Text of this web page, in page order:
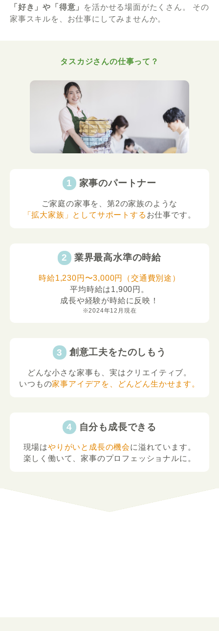
「好き」や「得意」
を活かせる場面がたくさん。
その
家事スキルを、お仕事にしてみませんか。
タスカジさんの仕事って？
家事のパートナー
ご家庭の家事を、第2の家族のような
「拡大家族」としてサポートする お仕事です。
業界最高水準の時給
時給1,230円〜3,000円（交通費別途）
平均時給は1,900円。
成長や経験が時給に反映！
※2024年12月現在
創意工夫をたのしもう
どんな小さな家事も、実はクリエイティブ。
いつもの家事アイデアを、どんどん生かせます。
自分も成長できる
現場はやりがいと成長の機会に溢れています。
楽しく働いて、家事のプロフェッショナルに。